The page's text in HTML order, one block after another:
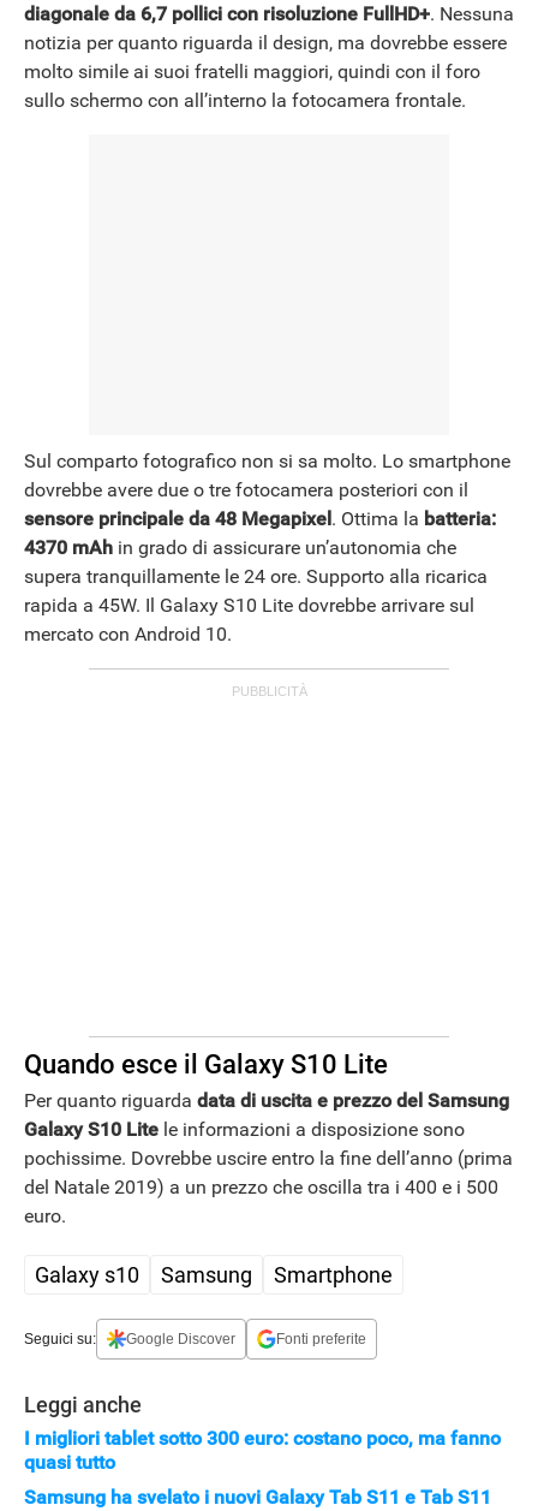
ANDROID
diagonale da 6,7 pollici con risoluzione FullHD+. Nessuna
notizia per quanto riguarda il design, ma dovrebbe essere
molto simile ai suoi fratelli maggiori, quindi con il foro
sullo schermo con all’interno la fotocamera frontale.
Sul comparto fotografico non si sa molto. Lo smartphone
dovrebbe avere due o tre fotocamera posteriori con il
sensore principale da 48 Megapixel. Ottima la batteria:
4370 mAh in grado di assicurare un’autonomia che
supera tranquillamente le 24 ore. Supporto alla ricarica
rapida a 45W. Il Galaxy S10 Lite dovrebbe arrivare sul
mercato con Android 10.
Quando esce il Galaxy S10 Lite
Per quanto riguarda data di uscita e prezzo del Samsung
Galaxy S10 Lite le informazioni a disposizione sono
pochissime. Dovrebbe uscire entro la fine dell’anno (prima
del Natale 2019) a un prezzo che oscilla tra i 400 e i 500
euro.
Galaxy s10 Samsung Smartphone
Seguici su: Google Discover Fonti preferite
Leggi anche
I migliori tablet sotto 300 euro: costano poco, ma fanno
quasi tutto
Samsung ha svelato i nuovi Galaxy Tab S11 e Tab S11